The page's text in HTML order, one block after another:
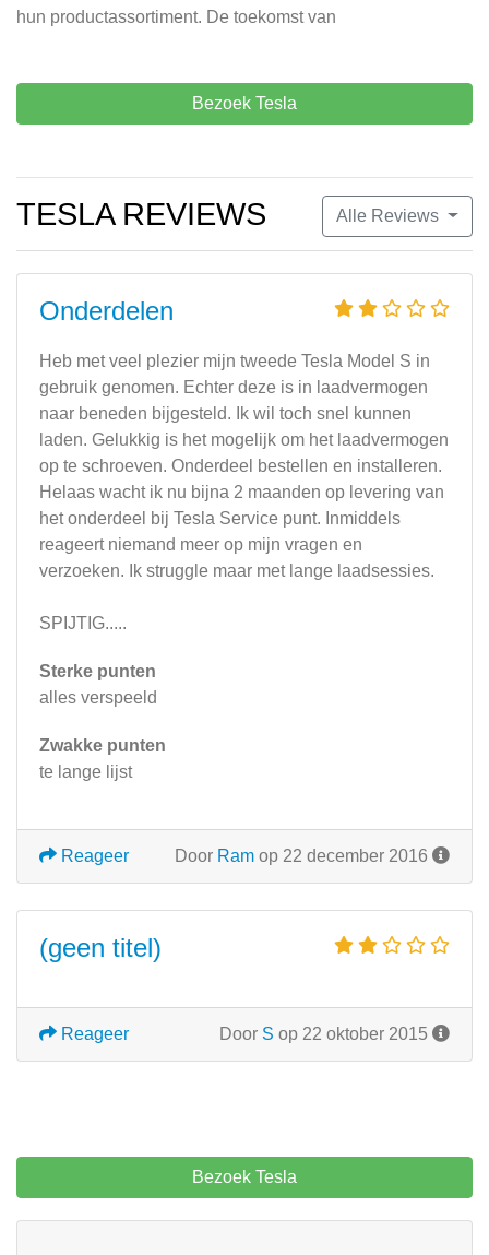
hun productassortiment. De toekomst van
Bezoek Tesla
Alle Reviews
TESLA REVIEWS
Onderdelen
Heb met veel plezier mijn tweede Tesla Model S in
gebruik genomen. Echter deze is in laadvermogen
naar beneden bijgesteld. Ik wil toch snel kunnen
laden. Gelukkig is het mogelijk om het laadvermogen
op te schroeven. Onderdeel bestellen en installeren.
Helaas wacht ik nu bijna 2 maanden op levering van
het onderdeel bij Tesla Service punt. Inmiddels
reageert niemand meer op mijn vragen en
verzoeken. Ik struggle maar met lange laadsessies.
SPIJTIG.....
Sterke punten
alles verspeeld
Zwakke punten
te lange lijst
Door Ram op 22 december 2016
Reageer
(geen titel)
Door S op 22 oktober 2015
Reageer
Bezoek Tesla